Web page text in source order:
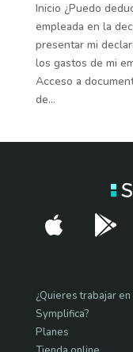
Inicio ¿Puedo
empleada en la
presentar mi
los gastos de mi
Acceso a
de...
 
¿Quieres trabajar en
Symplifica?
Planes